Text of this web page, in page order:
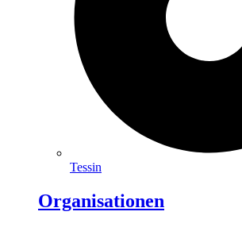
Tessin
Organisationen